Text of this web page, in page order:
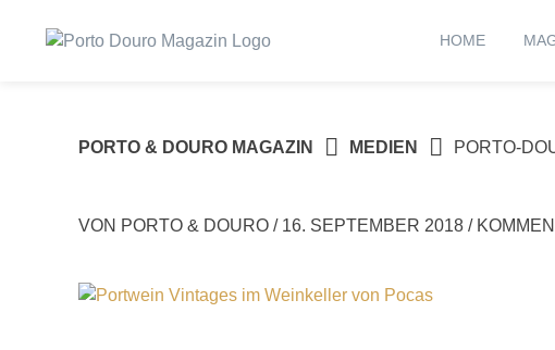
HOME
PORTO & DOURO MAGAZIN MEDIEN PORTO-
VON PORTO & DOURO / 16. SEPTEMBER 2018 /